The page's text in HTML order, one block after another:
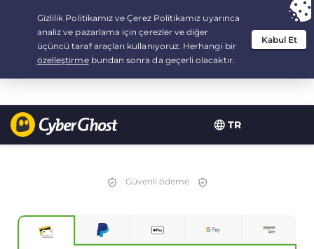
TR
Your choice: The Best Dealfor 3.3333333333333-years at $
/month
Güvenli ödeme